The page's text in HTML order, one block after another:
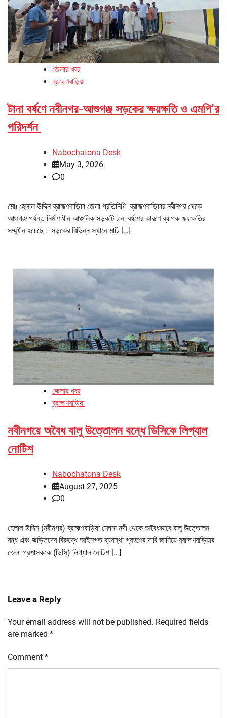
জেলার খবর
ব্রাহ্মণবাড়িয়া
টানা বর্ষণে নবীনগর-আশুগঞ্জ সড়কের ক্ষয়ক্ষতি ও এমপি’র
পরিদর্শন
Nabochatona Desk
May 3, 2026
0
মোঃ হেলাল উদ্দিন ব্রাহ্মণবাড়িয়া জেলা প্রতিনিধি ব্রাহ্মণবাড়িয়ার নবীনগর থেকে
আশুগঞ্জ পর্যন্ত নির্মাণাধীন আঞ্চলিক সড়কটি টানা বর্ষণের কারণে ব্যাপক ক্ষয়ক্ষতির
সম্মুখীন হয়েছে। সড়কের বিভিন্ন স্থানে মাটি […]
জেলার খবর
ব্রাহ্মণবাড়িয়া
নবীনগরে অবৈধ বালু উত্তোলন বন্ধে ডিসিকে লিগ্যাল
নোটিশ
Nabochatona Desk
August 27, 2025
0
হেলাল উদ্দিন (নবীনগর) ব্রাহ্মণবাড়িয়া মেঘনা নদী থেকে অবৈধভাবে বালু উত্তোলন
বন্ধ এবং জড়িতদের বিরুদ্ধে আইনগত ব্যবস্থা গ্রহণের দাবি জানিয়ে ব্রাহ্মণবাড়িয়ার
জেলা প্রশাসককে (ডিসি) লিগ্যাল নোটিশ […]
Leave a Reply
Your email address will not be published. Required fields
are marked *
Comment *